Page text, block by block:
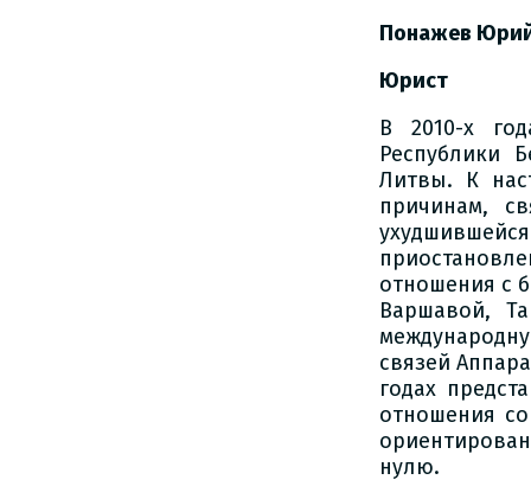
Понажев
Юрист
В 2010-х
Республики
Литвы. К
причинам,
отношения с
Варшавой,
связей
годах
отношения
нулю.